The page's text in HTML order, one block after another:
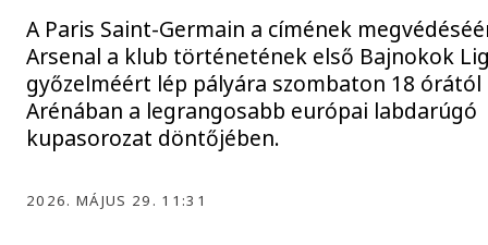
A Paris Saint-Germain a címének
Arsenal a klub történetének első Bajnokok
győzelméért lép pályára szombaton 18 órától
Arénában a legrangosabb európai labdarúgó
kupasorozat döntőjében.
2026. MÁJUS 29. 11:31